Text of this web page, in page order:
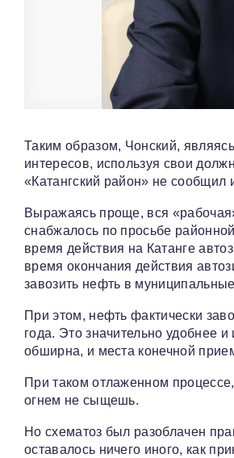
Таким образом, Чонский,
интересов, используя свои
«Катангский район» не сообщил
Выражаясь проще, вся
снабжалось по просьбе
время действия на Катанге
время окончания действия
завозить нефть в
При этом, нефть фактически
года. Это значительно удобнее
обширна, и места конечной
При таком отлаженном
огнем не сыщешь.
Но схематоз был разоблачен
оставалось ничего иного, как